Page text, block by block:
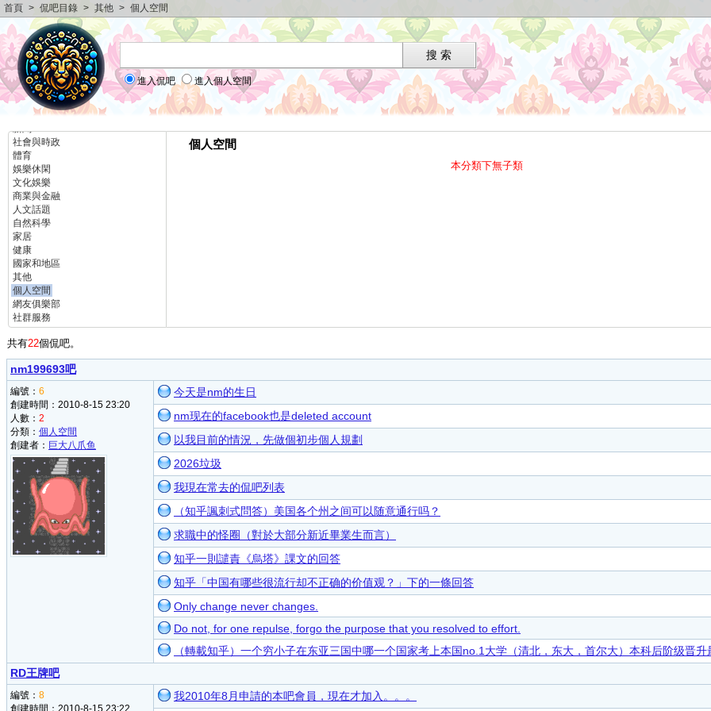
首頁 > 侃吧目錄 > 其他 > 個人空間
進入侃吧 進入個人空間
侃吧目錄
電腦數位
新聞
社會與時政
體育
娛樂休閑
文化娛樂
商業與金融
人文話題
自然科學
家居
健康
國家和地區
其他
個人空間
網友俱樂部
社群服務
個人空間
本分類下無子類
共有22個侃吧。
nm199693吧
編號： 6
創建時間：2010-8-15 23:20
人數： 2
分類： 個人空間
創建者： 巨大八爪鱼
今天是nm的生日
nm现在的facebook也是deleted account
以我目前的情況，先做個初步個人規劃
2026垃圾
我現在常去的侃吧列表
（知乎諷刺式問答）美国各个州之间可以随意通行吗？
求職中的怪圈（對於大部分新近畢業生而言）
知乎一則譴責《烏塔》課文的回答
知乎「中国有哪些很流行却不正确的价值观？」下的一條回答
Only change never changes.
Do not, for one repulse, forgo the purpose that you resolved to effort.
（轉載知乎）一个穷小子在东亚三国中哪一个国家考上本国no.1大学（清北，东大，首尔大）本科后阶级晋升
RD王牌吧
編號： 8
創建時間：2010-8-15 23:22
我2010年8月申請的本吧會員，現在才加入。。。